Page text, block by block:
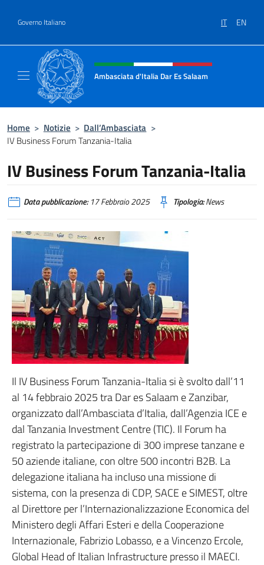
Governo Italiano IT EN
Intestazione sito, social e menù
Ambasciata d'Italia Dar Es Salaam
Home > Notizie > Dall’Ambasciata >
IV Business Forum Tanzania-Italia
IV Business Forum Tanzania-Italia
Data pubblicazione:17 Febbraio 2025 Tipologia:News
Il IV Business Forum Tanzania-Italia si è svolto dall’11
al 14 febbraio 2025 tra Dar es Salaam e Zanzibar,
organizzato dall’Ambasciata d’Italia, dall’Agenzia ICE e
dal Tanzania Investment Centre (TIC). Il Forum ha
registrato la partecipazione di 300 imprese tanzane e
50 aziende italiane, con oltre 500 incontri B2B. La
delegazione italiana ha incluso una missione di
sistema, con la presenza di CDP, SACE e SIMEST, oltre
al Direttore per l’Internazionalizzazione Economica del
Ministero degli Affari Esteri e della Cooperazione
Internazionale, Fabrizio Lobasso, e a Vincenzo Ercole,
Global Head of Italian Infrastructure presso il MAECI.